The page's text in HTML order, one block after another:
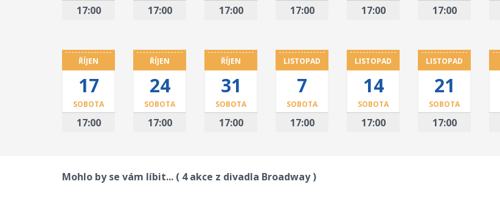
17:00 17:00 17:00 17:00 17:00 17:00
ŘÍJEN
17
SOBOTA
17:00
ŘÍJEN
24
SOBOTA
17:00
ŘÍJEN
31
SOBOTA
17:00
LISTOPAD
7
SOBOTA
17:00
LISTOPAD
14
SOBOTA
17:00
LISTOPAD
21
SOBOTA
17:00
Mohlo by se vám líbit... ( 4 akce z divadla Broadway )